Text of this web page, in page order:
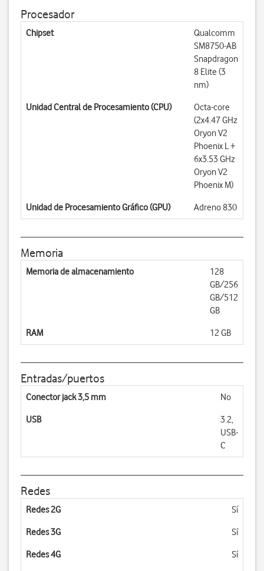
Procesador
Chipset
Qualcomm
SM8750-AB
Snapdragon
8 Elite (3
nm)
Unidad Central de Procesamiento (CPU)
Octa-core
(2x4.47 GHz
Oryon V2
Phoenix L +
6x3.53 GHz
Oryon V2
Phoenix M)
Unidad de Procesamiento Gráfico (GPU) Adreno 830
Memoria
Memoria de almacenamiento
128
GB/256
GB/512
GB
RAM 12 GB
Entradas/puertos
Conector jack 3,5 mm No
USB
3.2,
USB-
C
Redes
Redes 2G Sí
Redes 3G Sí
Redes 4G Sí